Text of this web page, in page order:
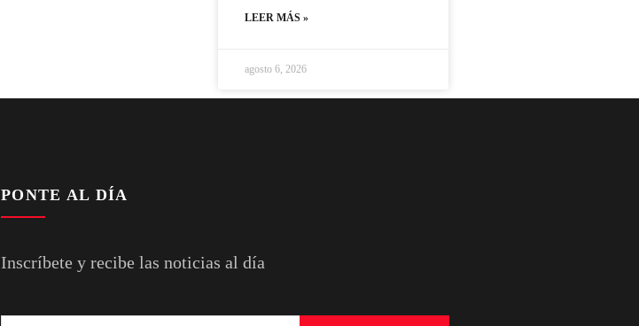
LEER MÁS »
agosto 6, 2026
PONTE AL DÍA
Inscríbete y recibe las noticias al día